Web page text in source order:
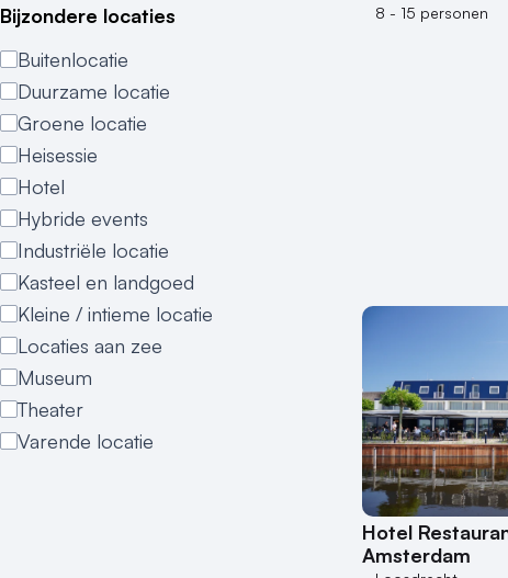
Bijzondere locaties
Buitenlocatie
Duurzame locatie
Groene locatie
Heisessie
Hotel
Hybride events
Industriële locatie
Kasteel en landgoed
Kleine / intieme locatie
Locaties aan zee
Museum
Theater
Varende locatie
8 - 15 personen
Hotel
Amsterdam